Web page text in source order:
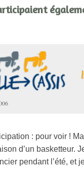
: pour voir !
d’un basketteur.
pendant l’été, et